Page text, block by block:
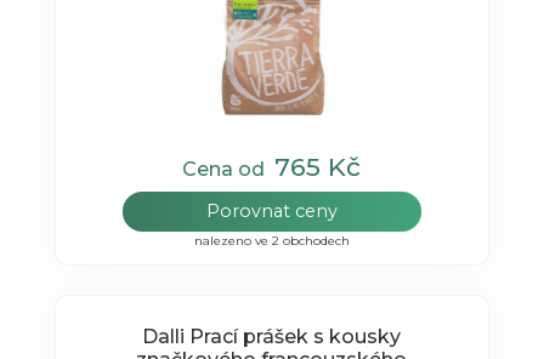
Cena od 765 Kč
Porovnat ceny
nalezeno ve 2 obchodech
Dalli Prací prášek s kousky